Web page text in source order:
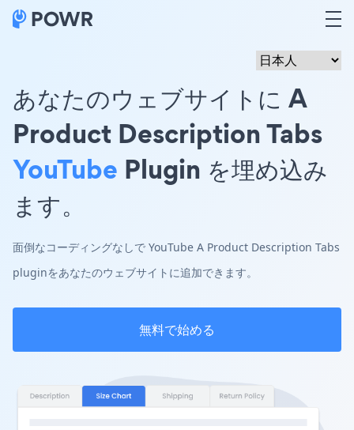
あなたのウェブサイトに A
Product Description Tabs
YouTube Plugin を埋め込み
ます。
面倒なコーディングなしで YouTube A Product Description Tabs
pluginをあなたのウェブサイトに追加できます。
無料で始める